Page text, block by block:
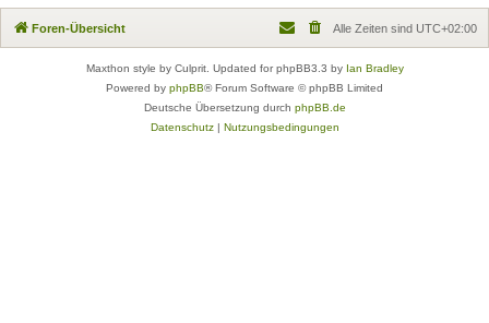
Foren-Übersicht Alle Zeiten sind UTC+02:00
Maxthon style by Culprit. Updated for phpBB3.3 by Ian Bradley
Powered by phpBB® Forum Software © phpBB Limited
Deutsche Übersetzung durch phpBB.de
Datenschutz| Nutzungsbedingungen